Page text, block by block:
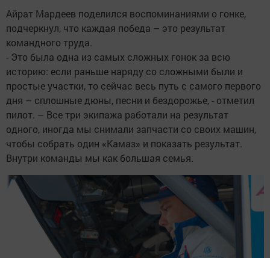
Айрат Мардеев поделился воспоминаниями о гонке,
подчеркнул, что каждая победа – это результат
командного труда.
- Это была одна из самых сложных гонок за всю
историю: если раньше наряду со сложными были и
простые участки, то сейчас весь путь с самого первого
дня – сплошные дюны, песни и бездорожье, - отметил
пилот. – Все три экипажа работали на результат
одного, иногда мы снимали запчасти со своих машин,
чтобы собрать один «Камаз» и показать результат.
Внутри команды мы как большая семья.